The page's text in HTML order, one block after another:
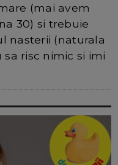
(mai avem
30) si trebuie
nasterii (naturala
sa risc nimic si imi